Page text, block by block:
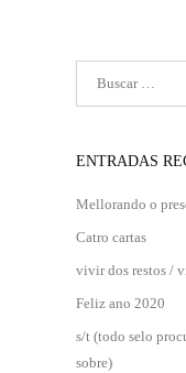
ENTRADAS
Mellorando o
Catro cartas
vivir dos restos /
Feliz ano 2020
s/t (todo selo
sobre)